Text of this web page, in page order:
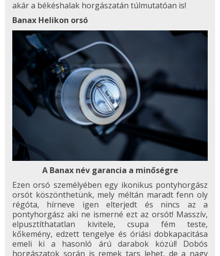
akár a békéshalak horgászatán túlmutatóan is!
Banax Helikon orsó
A Banax név garancia a minőségre
Ezen orsó személyében egy ikonikus pontyhorgász
orsót köszönthetünk, mely méltán maradt fenn oly
régóta, hírneve igen elterjedt és nincs az a
pontyhorgász aki ne ismerné ezt az orsót! Masszív,
elpusztíthatatlan kivitele, csupa fém teste,
kőkemény, edzett tengelye és óriási dobkapacitása
emeli ki a hasonló árú darabok közül! Dobós
horgászatok során is remek tars lehet, de a nagy